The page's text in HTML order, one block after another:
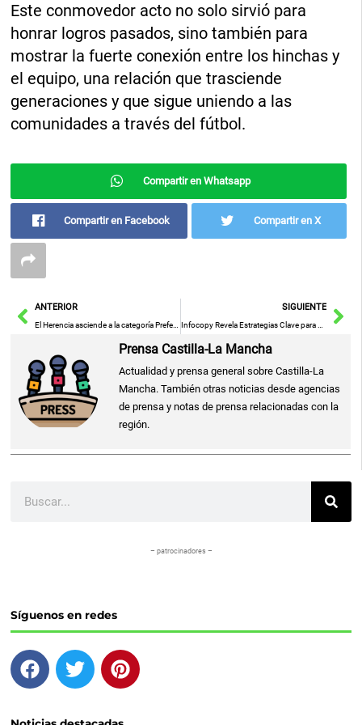
Este conmovedor acto no solo sirvió para
honrar logros pasados, sino también para
mostrar la fuerte conexión entre los hinchas y
el equipo, una relación que trasciende
generaciones y que sigue uniendo a las
comunidades a través del fútbol.
Compartir en Whatsapp
Compartir en Facebook Compartir en X
AntANTERIOR SIGUIENTE
Prensa Castilla-La Mancha
Actualidad y prensa general sobre Castilla-La
Mancha. También otras noticias desde agencias
de prensa y notas de prensa relacionadas con la
región.
– patrocinadores –
Síguenos en redes
F
a
e
T
w
t
P
i
t